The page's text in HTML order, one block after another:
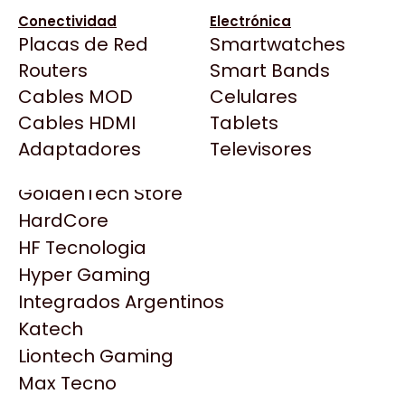
Conectividad
Placas de Red
Routers
Cables MOD
Cables HDMI
Adaptadores
Electrónica
Smartwatches
Smart Bands
Celulares
Tablets
Televisores
Deepcool
Dell
EVGA
Gamemax
Genesis
Genius
HP
HyperX
INNO3D
Intel
Kingston
Lenovo
Logitech
Click Gaming
Compufan Store
Dinobyte
Full H4rd
Gaming City
Gezatek
GoldenTech Store
HardCore
HF Tecnologia
Hyper Gaming
Integrados Argentinos
Katech
Liontech Gaming
Max Tecno